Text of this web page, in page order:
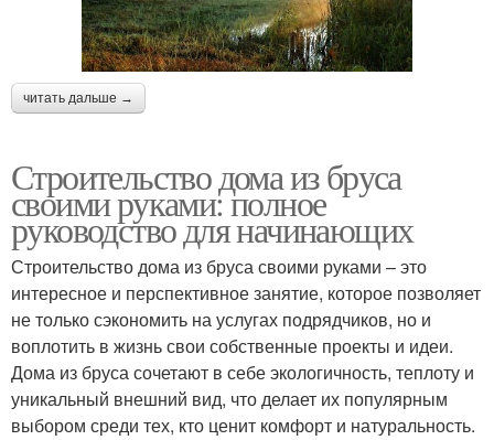
читать дальше →
Строительство дома из бруса
своими руками: полное
руководство для начинающих
Строительство дома из бруса своими руками – это
интересное и перспективное занятие, которое позволяет
не только сэкономить на услугах подрядчиков, но и
воплотить в жизнь свои собственные проекты и идеи.
Дома из бруса сочетают в себе экологичность, теплоту и
уникальный внешний вид, что делает их популярным
выбором среди тех, кто ценит комфорт и натуральность.